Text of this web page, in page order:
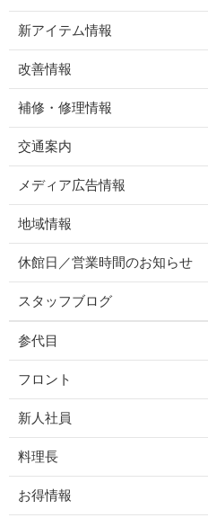
新アイテム情報
改善情報
補修・修理情報
交通案内
メディア広告情報
地域情報
休館日／営業時間のお知らせ
スタッフブログ
参代目
フロント
新人社員
料理長
お得情報